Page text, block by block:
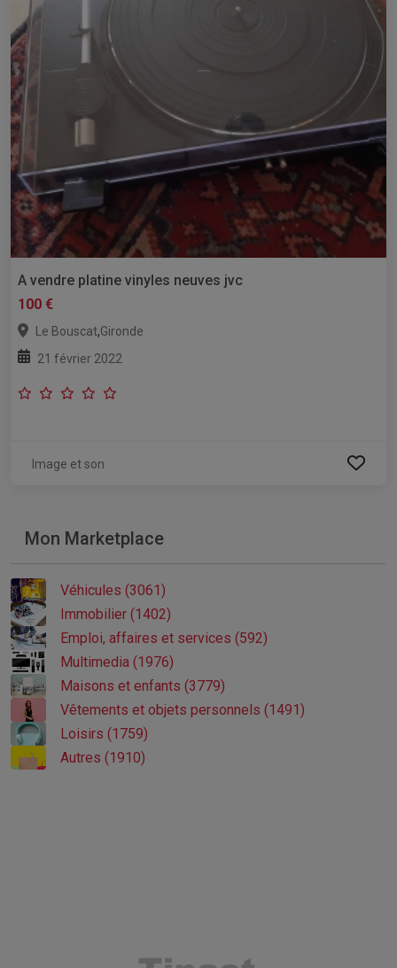
A vendre platine vinyles neuves jvc
100 €
Le Bouscat,Gironde
21 février 2022
Image et son
Mon Marketplace
Véhicules (3061)
Immobilier (1402)
Emploi, affaires et services (592)
Multimedia (1976)
Maisons et enfants (3779)
Vêtements et objets personnels (1491)
Loisirs (1759)
Autres (1910)